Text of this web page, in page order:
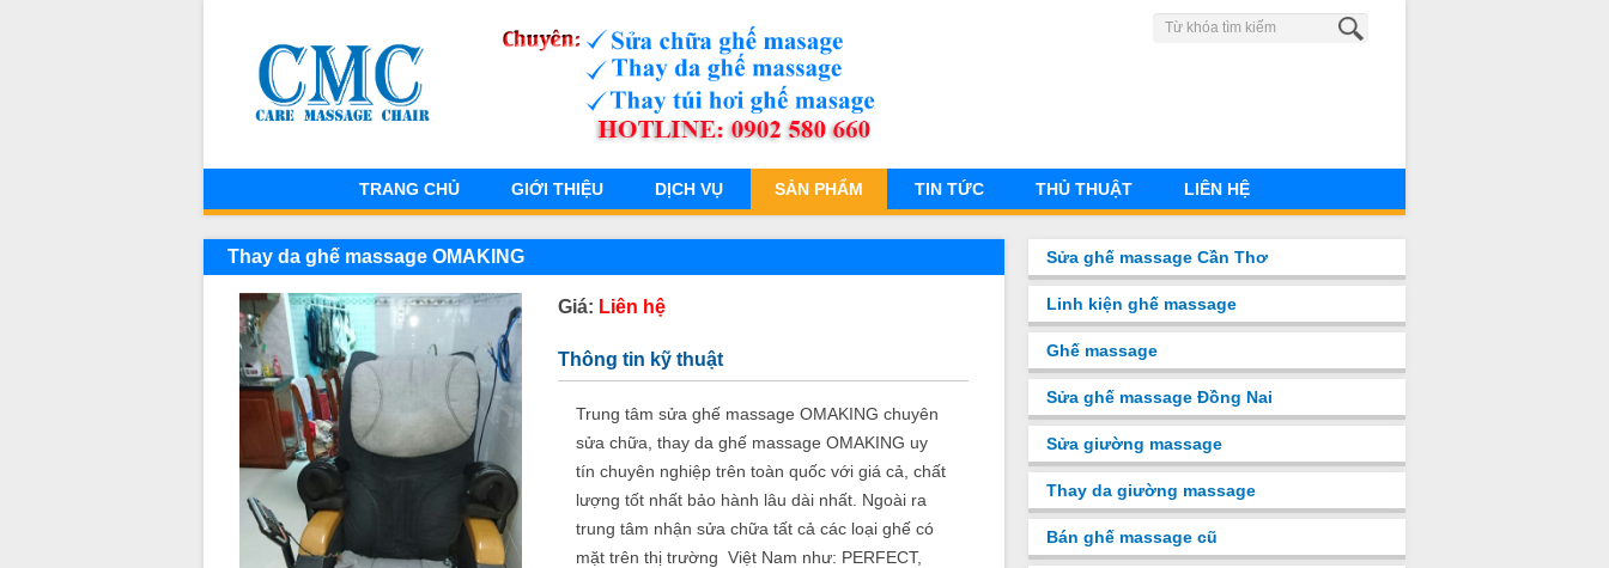
TRANG CHỦ GIỚI THIỆU DỊCH VỤ SẢN PHẨM TIN TỨC THỦ THUẬT LIÊN HỆ
Thay da ghế massage OMAKING
Giá: Liên hệ
Thông tin kỹ thuật
Trung tâm sửa ghế massage OMAKING chuyên
sửa chữa, thay da ghế massage OMAKING uy
tín chuyên nghiệp trên toàn quốc với giá cả, chất
lượng tốt nhất bảo hành lâu dài nhất. Ngoài ra
trung tâm nhận sửa chữa tất cả các loại ghế có
mặt trên thị trường Việt Nam như: PERFECT,
Sửa ghế massage Cần Thơ
Linh kiện ghế massage
Ghế massage
Sửa ghế massage Đồng Nai
Sửa giường massage
Thay da giường massage
Bán ghế massage cũ